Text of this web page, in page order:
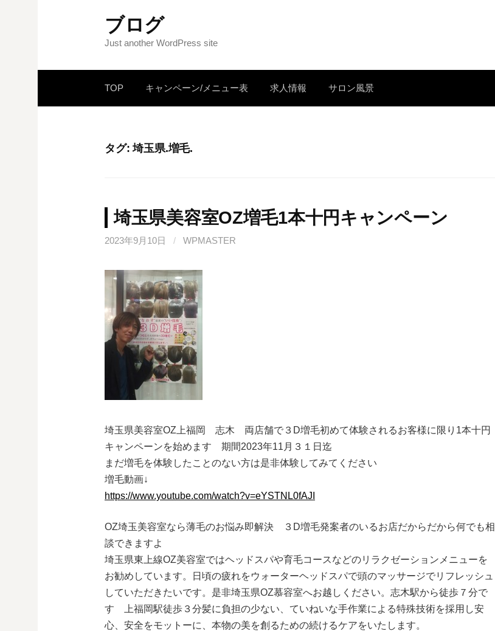
ス
ブログ
Just another WordPress site
TOP キャンペーン/メニュー表 求人情報 サロン風景
タグ: 埼玉県.増毛.
埼玉県美容室OZ増毛1本十円キャンペーン
2023年9月10日 / WPMASTER
埼玉県美容室OZ上福岡 志木 両店舗で３D増毛初めて体験されるお客様に限り1本十円
キャンペーンを始めます 期間2023年11月３１日迄
まだ増毛を体験したことのない方は是非体験してみてください
増毛動画↓
https://www.youtube.com/watch?v=eYSTNL0fAJI
OZ埼玉美容室なら薄毛のお悩み即解決 ３D増毛発案者のいるお店だからだから何でも相
談できますよ
埼玉県東上線OZ美容室ではヘッドスパや育毛コースなどのリラクゼーションメニューを
お勧めしています。日頃の疲れをウォーターヘッドスパで頭のマッサージでリフレッシュ
していただきたいです。是非埼玉県OZ慕容室へお越しください。志木駅から徒歩７分で
す 上福岡駅徒歩３分髪に負担の少ない、ていねいな手作業による特殊技術を採用し安
心、安全をモットーに、本物の美を創るための続けるケアをいたします。